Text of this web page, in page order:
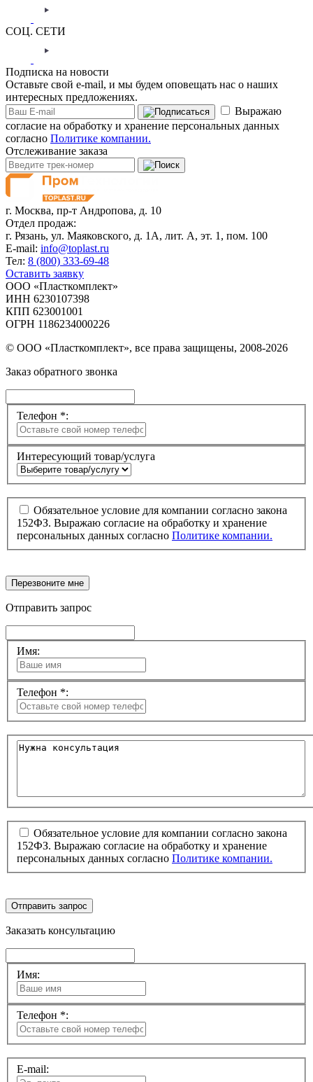
СОЦ. СЕТИ
Подписка на новости
Оставьте свой e-mail, и мы будем оповещать нас о наших
интересных предложениях.
Выражаю
согласие на обработку и хранение персональных данных
согласно Политике компании.
Отслеживание заказа
г. Москва, пр-т Андропова, д. 10
Отдел продаж:
г. Рязань, ул. Маяковского, д. 1А, лит. А, эт. 1, пом. 100
E-mail: info@toplast.ru
Тел: 8 (800) 333-69-48
Оставить заявку
ООО «Пласткомплект»
ИНН 6230107398
КПП 623001001
ОГРН 1186234000226
© ООО «Пласткомплект», все права защищены, 2008-2026
Заказ обратного звонка
Телефон *:
Интересующий товар/услуга
Обязательное условие для компании согласно закона
152ФЗ. Выражаю согласие на обработку и хранение
персональных данных согласно Политике компании.
Перезвоните мне
Отправить запрос
Имя:
Телефон *:
Обязательное условие для компании согласно закона
152ФЗ. Выражаю согласие на обработку и хранение
персональных данных согласно Политике компании.
Отправить запрос
Заказать консультацию
Имя:
Телефон *:
E-mail: